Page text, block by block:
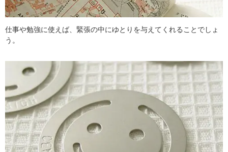
仕事や勉強に使えば、緊張の中にゆとりを与えてくれることでしょ
う。